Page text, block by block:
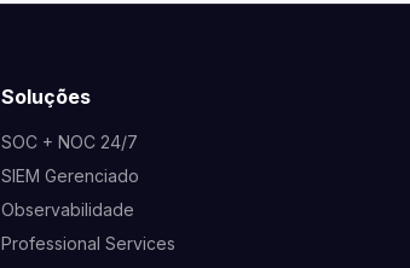
Soluções
SOC + NOC 24/7
SIEM Gerenciado
Observabilidade
Professional Services